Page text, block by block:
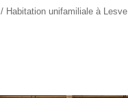
Habitation unifamiliale à Lesve